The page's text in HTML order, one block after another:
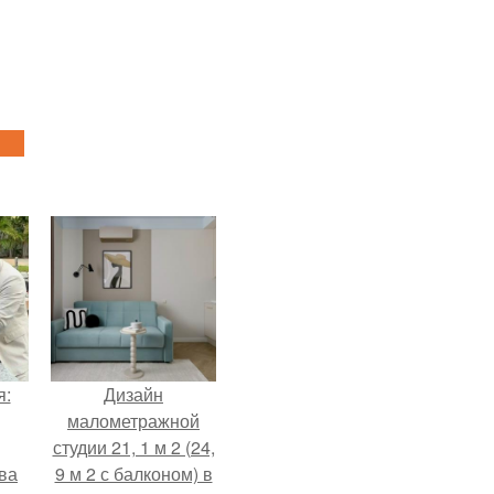
Дизайн
малометражной
студии 21, 1 м 2 (24,
9 м 2 с балконом) в